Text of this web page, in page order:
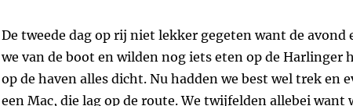
De tweede dag op rij niet lekker gegeten want de avond
we van de boot en wilden nog iets eten op de Harlinger
op de haven alles dicht. Nu hadden we best wel trek en
een Mac, die lag op de route. We twijfelden allebei want